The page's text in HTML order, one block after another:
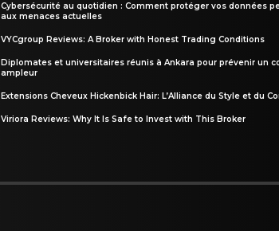
Cybersécurité au quotidien : Comment protéger vos données
aux menaces actuelles
VYCgroup Reviews: A Broker with Honest Trading Conditions
Diplomates et universitaires réunis à Ankara pour prévenir un
ampleur
Extensions Cheveux Hickenbick Hair: L’Alliance du Style et du
Viriora Reviews: Why It Is Safe to Invest with This Broker